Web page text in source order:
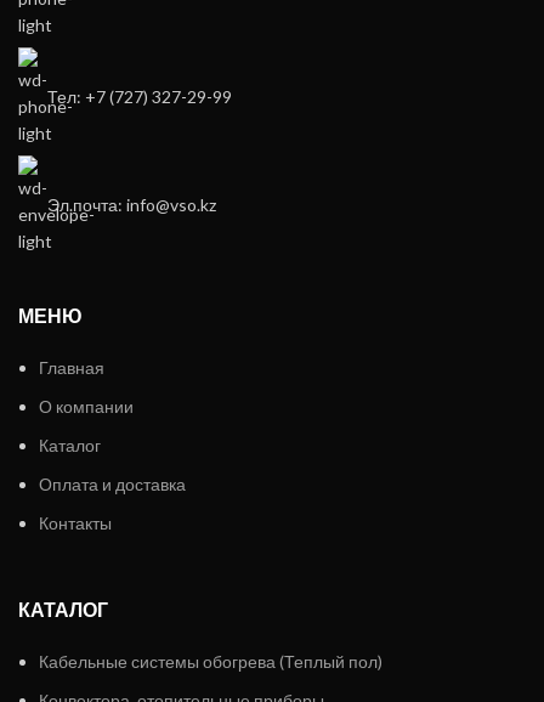
Тел: +7 (727) 327-29-99
Эл.почта: info@vso.kz
МЕНЮ
Главная
О компании
Каталог
Оплата и доставка
Контакты
КАТАЛОГ
Кабельные системы обогрева (Теплый пол)